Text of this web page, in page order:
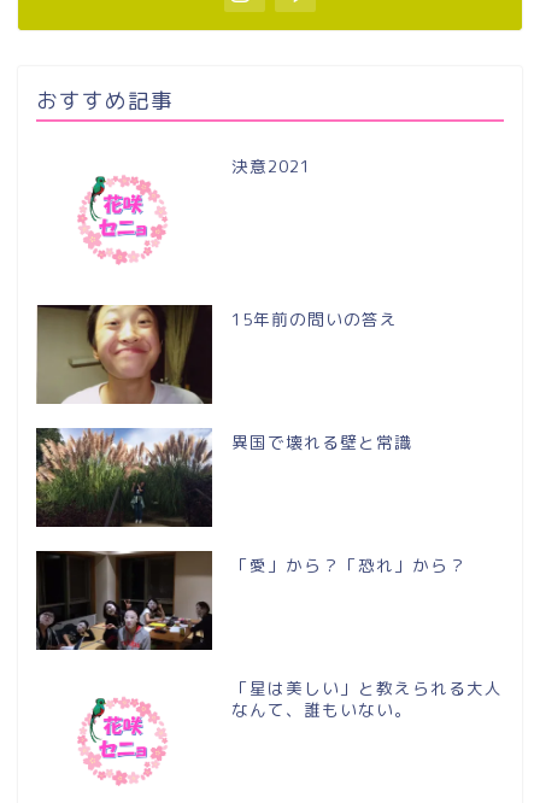
おすすめ記事
決意2021
15年前の問いの答え
異国で壊れる壁と常識
「愛」から？「恐れ」から？
「星は美しい」と教えられる大人
なんて、誰もいない。